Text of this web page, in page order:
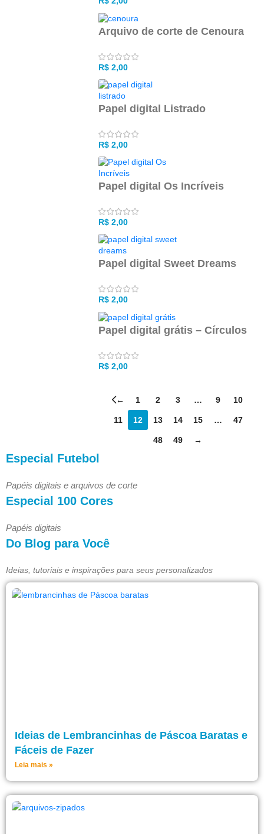
Do Blog para Você
Ideias, tutoriais e inspirações para seus personalizados
Ideias de Lembrancinhas de Páscoa Baratas e
Fáceis de Fazer
Leia mais »
Arquivo de corte de Cenoura
R$2,00
Papel digital Listrado
R$2,00
Papel digital Os Incríveis
R$2,00
Papel digital Sweet Dreams
R$2,00
Papel digital grátis – Círculos
R$2,00
← 1 2 3 … 9 10
11 12 13 14 15 … 47
48 49 →
Especial Futebol
Papéis digitais e arquivos de corte
Especial 100 Cores
Papéis digitais